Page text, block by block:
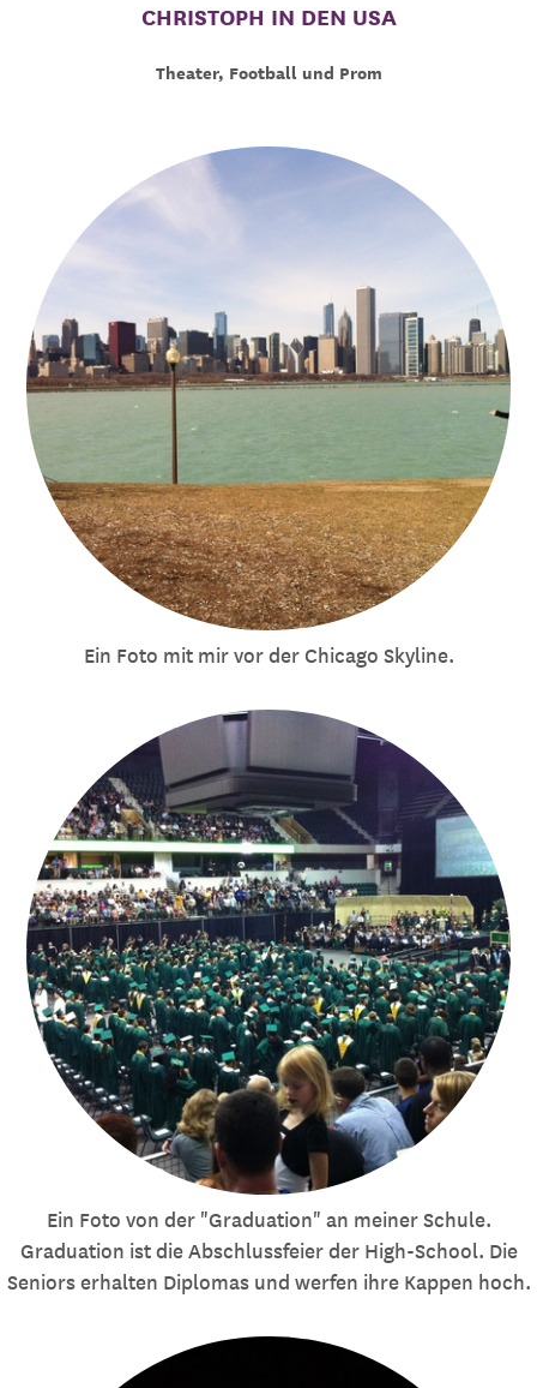
CHRISTOPH IN DEN USA
Theater, Football und Prom
Ein Foto mit mir vor der Chicago Skyline.
Ein Foto von der "Graduation" an meiner Schule.
Graduation ist die Abschlussfeier der High-School. Die
Seniors erhalten Diplomas und werfen ihre Kappen hoch.